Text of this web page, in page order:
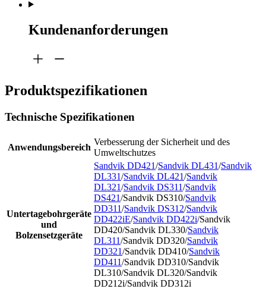
Kundenanforderungen
Produktspezifikationen
Technische Spezifikationen
Anwendungsbereich
Verbesserung der Sicherheit und des
Umweltschutzes
Untertagebohrgeräte
und
Bolzensetzgeräte
Sandvik DD421/Sandvik DL431/Sandvik
DL331/Sandvik DL421/Sandvik
DL321/Sandvik DS311/Sandvik
DS421/Sandvik DS310/Sandvik
DD311/Sandvik DS312/Sandvik
DD422iE/Sandvik DD422i/Sandvik
DD420/Sandvik DL330/Sandvik
DL311/Sandvik DD320/Sandvik
DD321/Sandvik DD410/Sandvik
DD411/Sandvik DD310/Sandvik
DL310/Sandvik DL320/Sandvik
DD212i/Sandvik DD312i